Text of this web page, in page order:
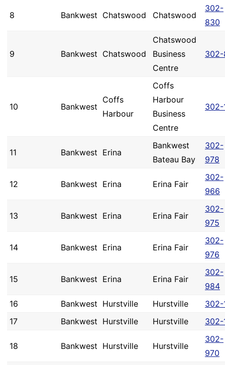
8 Bankwest Chatswood Chatswood
302-
830
9 Bankwest Chatswood
Chatswood
Business
Centre
302-
10 Bankwest
Coffs
Harbour
Coffs
Harbour
Business
Centre
302-
11 Bankwest Erina
Bankwest
Bateau Bay
302-
978
12 Bankwest Erina Erina Fair
302-
966
13 Bankwest Erina Erina Fair
302-
975
14 Bankwest Erina Erina Fair
302-
976
15 Bankwest Erina Erina Fair
302-
984
16
Bankwest Hurstville Hurstville
302-
17
Bankwest Hurstville Hurstville 302-
18 Bankwest Hurstville Hurstville
302-
970